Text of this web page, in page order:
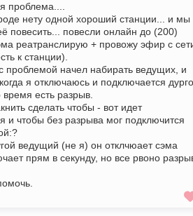
проблема....
нету одной хороший станции... и мы
повесить... повесли онлайн до (200)
реатранслирую + провожу эфир с
к станции).
проблемой начел набирать ведущих, и
я отключаюсь и подключается
есть разрыв.
сделать чтобы - вот идет
и чтобы без разрыва мог подключится
ведущий (не я) он отклчюает сэма
прям в секунду, но все рвоно